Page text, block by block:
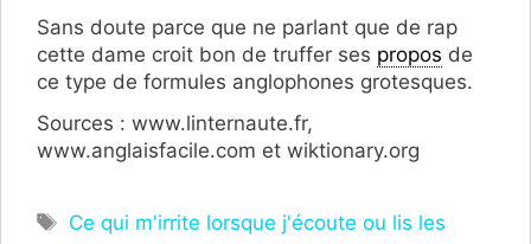
Sans doute parce que ne parlant que de rap
cette dame croit bon de truffer ses propos de
ce type de formules anglophones grotesques.
Sources : www.linternaute.fr,
www.anglaisfacile.com et wiktionary.org
Étiquettes
Ce qui m'irrite lorsque j'écoute ou lis les